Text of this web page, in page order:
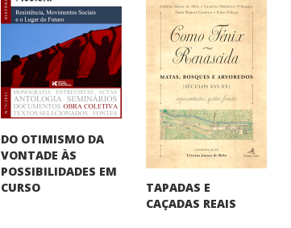
DO OTIMISMO DA
VONTADE ÀS
POSSIBILIDADES EM
CURSO
TAPADAS E
CAÇADAS REAIS